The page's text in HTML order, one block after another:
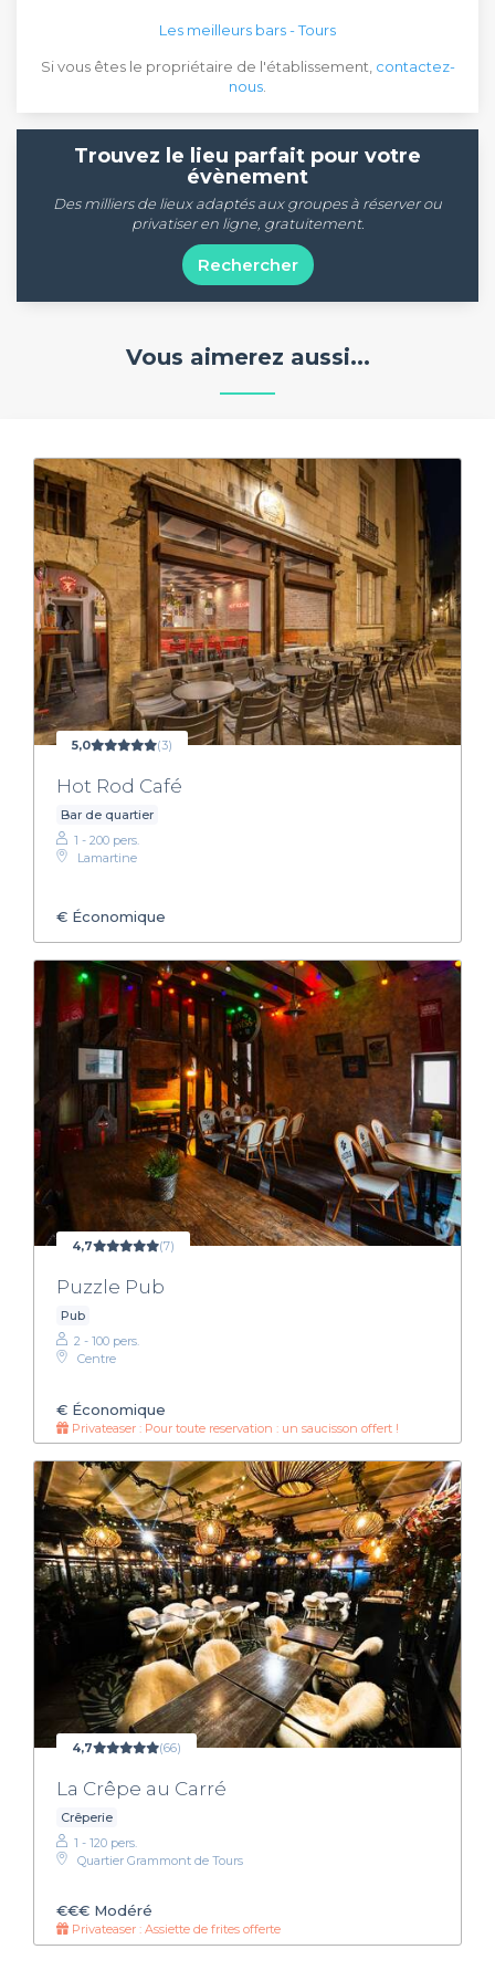
Les meilleurs bars - Tours
Si vous êtes le propriétaire de l'établissement, contactez-
nous
Trouvez le lieu parfait pour votre
évènement
Des milliers de lieux adaptés aux groupes à réserver ou
privatiser en ligne, gratuitement.
Rechercher
Vous aimerez aussi...
5,0 (3)
Hot Rod Café
Bar de quartier
1 - 200 pers.
Lamartine
€ Économique
4,7 (7)
Puzzle Pub
Pub
2 - 100 pers.
Centre
€ Économique
Privateaser : Pour toute reservation : un saucisson offert !
4,7 (66)
La Crêpe au Carré
Crêperie
1 - 120 pers.
Quartier Grammont de Tours
€€€ Modéré
Privateaser : Assiette de frites offerte